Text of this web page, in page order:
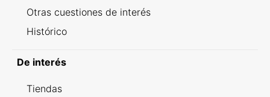
Otras cuestiones de interés
Histórico
De interés
Tiendas